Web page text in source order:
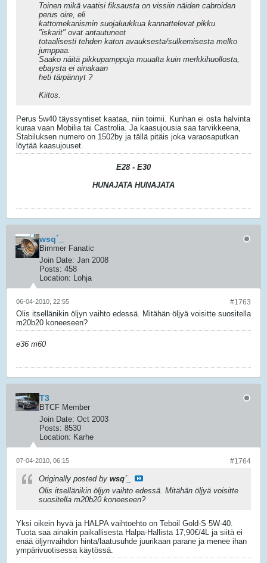
Toinen mikä vaatisi fiksausta on vissiin näiden cabroiden
perus oire, eli
kattomekanismin suojaluukkua kannattelevat pikku
"iskarit" ovat antautuneet
totaalisesti tehden katon avauksesta/sulkemisesta melko
jumppaa.
Saako näitä pikkupamppuja muualta kuin merkkihuollosta,
ebaysta ei ainakaan
heti tärpännyt ?
Kiitos.
Perus 5w40 täyssyntiset kaataa, niin toimii. Kunhan ei osta halvinta
kuraa vaan Mobilia tai Castrolia. Ja kaasujousia saa tarvikkeena,
Stabiluksen numero on 1502by ja tällä pitäis joka varaosaputkan
löytää kaasujouset.
E28 - E30
HUNAJATA HUNAJATA
wsq´_
Bimmer Fanatic
Join Date: Jan 2008
Posts: 458
Location:
Lohja
#1763
06-04-2010, 22:55
Olis itsellänikin öljyn vaihto edessä. Mitähän öljyä voisitte suositella
m20b20 koneeseen?
e36 m60
T3
BTCF Member
Join Date: Oct 2003
Posts: 8530
Location: Karhe
#1764
07-04-2010, 06:15
Originally posted by wsq´_
Olis itsellänikin öljyn vaihto edessä. Mitähän öljyä voisitte
suositella m20b20 koneeseen?
Yksi oikein hyvä ja HALPA vaihtoehto on Teboil Gold-S 5W-40.
Tuota saa ainakin paikallisesta Halpa-Hallista 17,90€/4L ja siitä ei
enää öljynvaihdon hinta/laatusuhde juurikaan parane ja menee ihan
ympärivuotisessa käytössä.